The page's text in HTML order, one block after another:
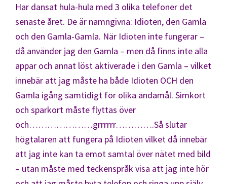
Har dansat hula-hula med 3 olika telefoner det
senaste året. De är namngivna: Idioten, den Gamla
och den Gamla-Gamla. När Idioten inte fungerar –
då använder jag den Gamla – men då finns inte alla
appar och annat löst aktiverade i den Gamla – vilket
innebär att jag måste ha både Idioten OCH den
Gamla igång samtidigt för olika ändamål. Simkort
och sparkort måste flyttas över
och…………………grrrrrr………….Så slutar
högtalaren att fungera på Idioten vilket då innebär
att jag inte kan ta emot samtal över nätet med bild
– utan måste med teckenspråk visa att jag inte hör